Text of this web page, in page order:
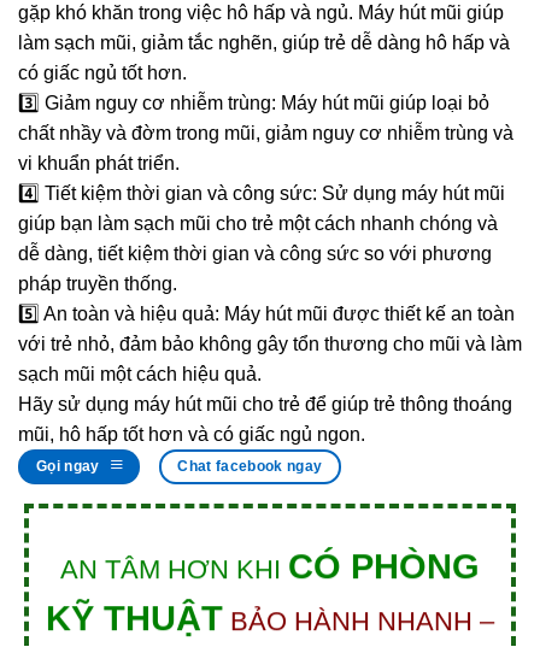
gặp khó khăn trong việc hô hấp và ngủ. Máy hút mũi giúp
làm sạch mũi, giảm tắc nghẽn, giúp trẻ dễ dàng hô hấp và
có giấc ngủ tốt hơn.
3️⃣ Giảm nguy cơ nhiễm trùng: Máy hút mũi giúp loại bỏ
chất nhầy và đờm trong mũi, giảm nguy cơ nhiễm trùng và
vi khuẩn phát triển.
4️⃣ Tiết kiệm thời gian và công sức: Sử dụng máy hút mũi
giúp bạn làm sạch mũi cho trẻ một cách nhanh chóng và
dễ dàng, tiết kiệm thời gian và công sức so với phương
pháp truyền thống.
5️⃣ An toàn và hiệu quả: Máy hút mũi được thiết kế an toàn
với trẻ nhỏ, đảm bảo không gây tổn thương cho mũi và làm
sạch mũi một cách hiệu quả.
Hãy sử dụng máy hút mũi cho trẻ để giúp trẻ thông thoáng
mũi, hô hấp tốt hơn và có giấc ngủ ngon.
Gọi ngay Chat facebook ngay
AN TÂM HƠN KHI CÓ PHÒNG
KỸ THUẬT BẢO HÀNH NHANH –